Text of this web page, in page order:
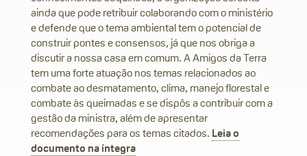
ainda que pode retribuir colaborando com o ministério
e defende que o tema ambiental tem o potencial de
construir pontes e consensos, já que nos obriga a
discutir a nossa casa em comum. A Amigos da Terra
tem uma forte atuação nos temas relacionados ao
combate ao desmatamento, clima, manejo florestal e
combate às queimadas e se dispôs a contribuir com a
gestão da ministra, além de apresentar
recomendações para os temas citados. Leia o
documento na íntegra